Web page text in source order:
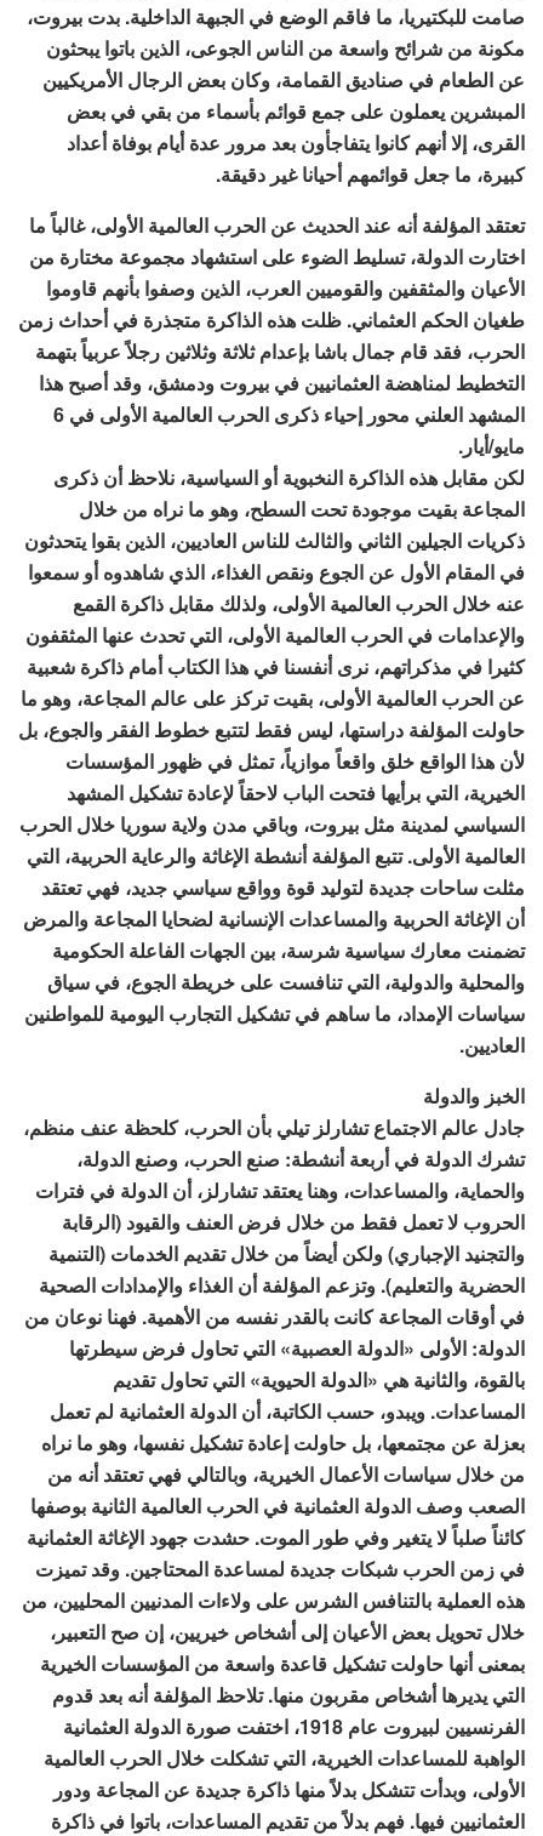
صامت للبكتيريا، ما فاقم الوضع في الجبهة الداخلية. بدت بيروت،
مكونة من شرائح واسعة من الناس الجوعى، الذين باتوا يبحثون
عن الطعام في صناديق القمامة، وكان بعض الرجال الأمريكيين
المبشرين يعملون على جمع قوائم بأسماء من بقي في بعض
القرى، إلا أنهم كانوا يتفاجأون بعد مرور عدة أيام بوفاة أعداد
كبيرة، ما جعل قوائمهم أحيانا غير دقيقة.
تعتقد المؤلفة أنه عند الحديث عن الحرب العالمية الأولى، غالباً ما
اختارت الدولة، تسليط الضوء على استشهاد مجموعة مختارة من
الأعيان والمثقفين والقوميين العرب، الذين وصفوا بأنهم قاوموا
طغيان الحكم العثماني. ظلت هذه الذاكرة متجذرة في أحداث زمن
الحرب، فقد قام جمال باشا بإعدام ثلاثة وثلاثين رجلاً عربياً بتهمة
التخطيط لمناهضة العثمانيين في بيروت ودمشق، وقد أصبح هذا
المشهد العلني محور إحياء ذكرى الحرب العالمية الأولى في 6
مايو/أيار.
لكن مقابل هذه الذاكرة النخبوية أو السياسية، نلاحظ أن ذكرى
المجاعة بقيت موجودة تحت السطح، وهو ما نراه من خلال
ذكريات الجيلين الثاني والثالث للناس العاديين، الذين بقوا يتحدثون
في المقام الأول عن الجوع ونقص الغذاء، الذي شاهدوه أو سمعوا
عنه خلال الحرب العالمية الأولى، ولذلك مقابل ذاكرة القمع
والإعدامات في الحرب العالمية الأولى، التي تحدث عنها المثقفون
كثيرا في مذكراتهم، نرى أنفسنا في هذا الكتاب أمام ذاكرة شعبية
عن الحرب العالمية الأولى، بقيت تركز على عالم المجاعة، وهو ما
حاولت المؤلفة دراستها، ليس فقط لتتبع خطوط الفقر والجوع، بل
لأن هذا الواقع خلق واقعاً موازياً، تمثل في ظهور المؤسسات
الخيرية، التي برأيها فتحت الباب لاحقاً لإعادة تشكيل المشهد
السياسي لمدينة مثل بيروت، وباقي مدن ولاية سوريا خلال الحرب
العالمية الأولى. تتبع المؤلفة أنشطة الإغاثة والرعاية الحربية، التي
مثلت ساحات جديدة لتوليد قوة وواقع سياسي جديد، فهي تعتقد
أن الإغاثة الحربية والمساعدات الإنسانية لضحايا المجاعة والمرض
تضمنت معارك سياسية شرسة، بين الجهات الفاعلة الحكومية
والمحلية والدولية، التي تنافست على خريطة الجوع، في سياق
سياسات الإمداد، ما ساهم في تشكيل التجارب اليومية للمواطنين
العاديين.
الخبز والدولة
جادل عالم الاجتماع تشارلز تيلي بأن الحرب، كلحظة عنف منظم،
تشرك الدولة في أربعة أنشطة: صنع الحرب، وصنع الدولة،
والحماية، والمساعدات، وهنا يعتقد تشارلز، أن الدولة في فترات
الحروب لا تعمل فقط من خلال فرض العنف والقيود (الرقابة
والتجنيد الإجباري) ولكن أيضاً من خلال تقديم الخدمات (التنمية
الحضرية والتعليم). وتزعم المؤلفة أن الغذاء والإمدادات الصحية
في أوقات المجاعة كانت بالقدر نفسه من الأهمية. فهنا نوعان من
الدولة: الأولى «الدولة العصبية» التي تحاول فرض سيطرتها
بالقوة، والثانية هي «الدولة الحيوية» التي تحاول تقديم
المساعدات. ويبدو، حسب الكاتبة، أن الدولة العثمانية لم تعمل
بعزلة عن مجتمعها، بل حاولت إعادة تشكيل نفسها، وهو ما نراه
من خلال سياسات الأعمال الخيرية، وبالتالي فهي تعتقد أنه من
الصعب وصف الدولة العثمانية في الحرب العالمية الثانية بوصفها
كائناً صلباً لا يتغير وفي طور الموت. حشدت جهود الإغاثة العثمانية
في زمن الحرب شبكات جديدة لمساعدة المحتاجين. وقد تميزت
هذه العملية بالتنافس الشرس على ولاءات المدنيين المحليين، من
خلال تحويل بعض الأعيان إلى أشخاص خيريين، إن صح التعبير،
بمعنى أنها حاولت تشكيل قاعدة واسعة من المؤسسات الخيرية
التي يديرها أشخاص مقربون منها. تلاحظ المؤلفة أنه بعد قدوم
الفرنسيين لبيروت عام 1918، اختفت صورة الدولة العثمانية
الواهبة للمساعدات الخيرية، التي تشكلت خلال الحرب العالمية
الأولى، وبدأت تتشكل بدلاً منها ذاكرة جديدة عن المجاعة ودور
العثمانيين فيها. فهم بدلاً من تقديم المساعدات، باتوا في ذاكرة